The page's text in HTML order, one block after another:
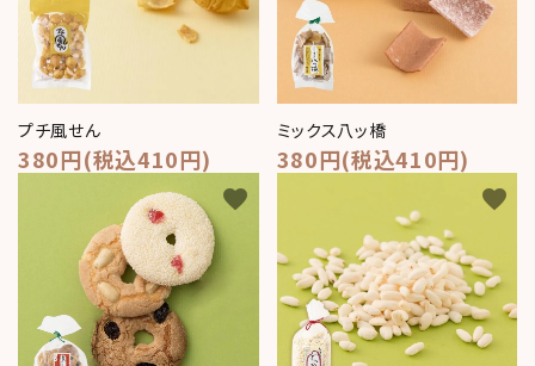
プチ風せん
380円(税込410円)
ミックス八ッ橋
380円(税込410円)
favorite favorite